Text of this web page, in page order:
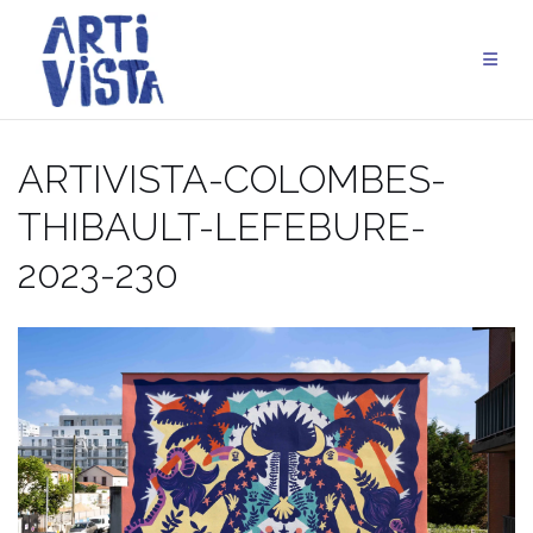
contenu
ARTIVISTA-COLOMBES-
THIBAULT-LEFEBURE-
2023-230